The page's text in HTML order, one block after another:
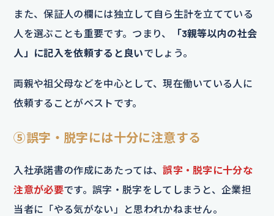
また、保証人の欄には独立して自ら生計を立てている
人を選ぶことも重要です。つまり、
「3親等以内の社会
人」に記入を依頼すると良いでしょう。
両親や祖父母などを中心として、現在働いている人に
依頼することがベストです。
⑤誤字・脱字には十分に注意する
入社承諾書の作成にあたっては、誤字・脱字に十分な
注意が必要です。誤字・脱字をしてしまうと、企業担
当者に「やる気がない」と思われかねません。